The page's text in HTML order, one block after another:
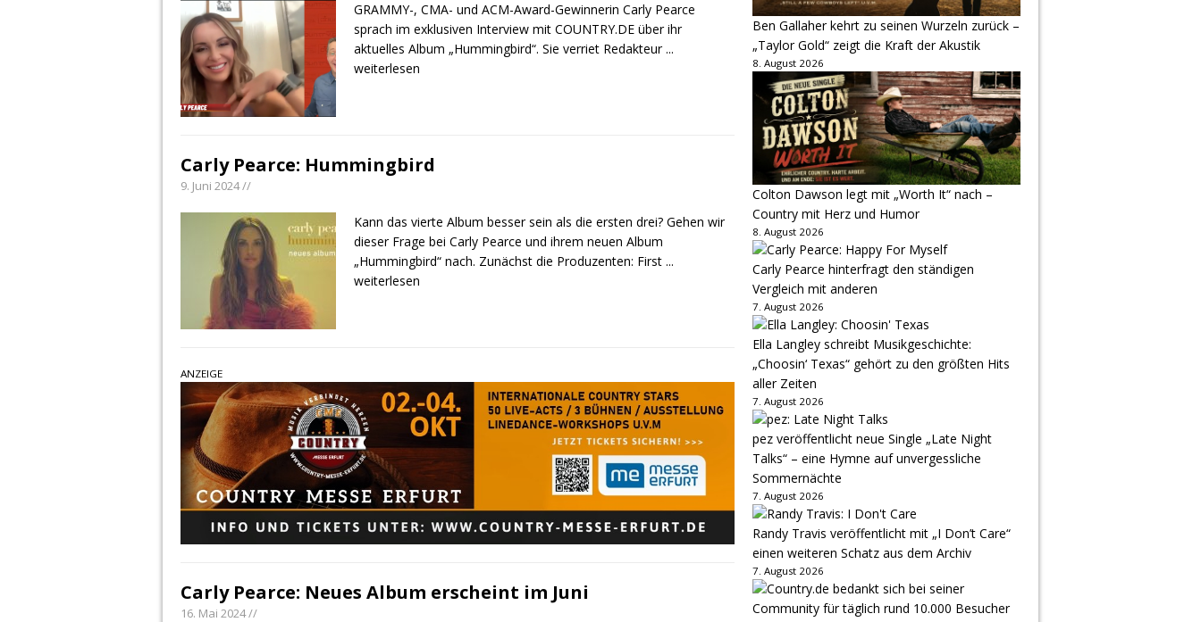
GRAMMY-, CMA- und ACM-Award-Gewinnerin Carly Pearce
sprach im exklusiven Interview mit COUNTRY.DE über ihr
aktuelles Album „Hummingbird“. Sie verriet Redakteur...
weiterlesen
Carly Pearce: Hummingbird
9. Juni 2024 //
Kann das vierte Album besser sein als die ersten drei? Gehen wir
dieser Frage bei Carly Pearce und ihrem neuen Album
„Hummingbird“ nach. Zunächst die Produzenten: First ...
weiterlesen
ANZEIGE
Carly Pearce: Neues Album erscheint im Juni
16. Mai 2024 //
Ben Gallaher kehrt zu seinen Wurzeln zurück –
„Taylor Gold“ zeigt die Kraft der Akustik
8. August 2026
Colton Dawson legt mit „Worth It“ nach –
Country mit Herz und Humor
8. August 2026
Carly Pearce hinterfragt den ständigen
Vergleich mit anderen
7. August 2026
Ella Langley schreibt Musikgeschichte:
„Choosin‘ Texas“ gehört zu den größten Hits
aller Zeiten
7. August 2026
pez veröffentlicht neue Single „Late Night
Talks“ – eine Hymne auf unvergessliche
Sommernächte
7. August 2026
Randy Travis veröffentlicht mit „I Don’t Care“
einen weiteren Schatz aus dem Archiv
7. August 2026